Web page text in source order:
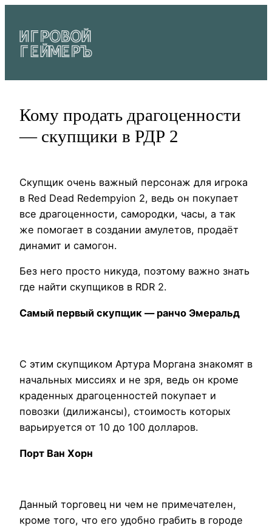
содержимому
Кому продать драгоценности
— скупщики в РДР 2
Скупщик очень важный персонаж для игрока
в Red Dead Redempyion 2, ведь он покупает
все драгоценности, самородки, часы, а так
же помогает в создании амулетов, продаёт
динамит и самогон.
Без него просто никуда, поэтому важно знать
где найти скупщиков в RDR 2.
Самый первый скупщик — ранчо Эмеральд
С этим скупщиком Артура Моргана знакомят в
начальных миссиях и не зря, ведь он кроме
краденных драгоценностей покупает и
повозки (дилижансы), стоимость которых
варьируется от 10 до 100 долларов.
Порт Ван Хорн
Данный торговец ни чем не примечателен,
кроме того, что его удобно грабить в городе